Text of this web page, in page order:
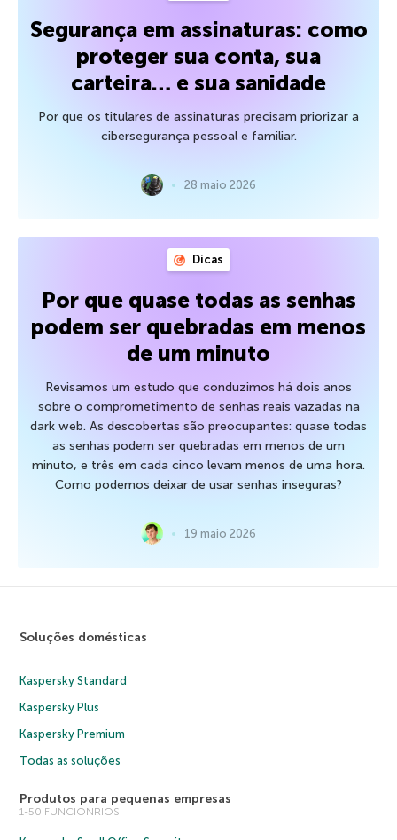
Segurança em assinaturas: como
proteger sua conta, sua
carteira… e sua sanidade
Por que os titulares de assinaturas precisam priorizar a
cibersegurança pessoal e familiar.
28 maio 2026
Dicas
Por que quase todas as senhas
podem ser quebradas em menos
de um minuto
Revisamos um estudo que conduzimos há dois anos
sobre o comprometimento de senhas reais vazadas na
dark web. As descobertas são preocupantes: quase todas
as senhas podem ser quebradas em menos de um
minuto, e três em cada cinco levam menos de uma hora.
Como podemos deixar de usar senhas inseguras?
19 maio 2026
Soluções domésticas
Kaspersky Standard
Kaspersky Plus
Kaspersky Premium
Todas as soluções
Produtos para pequenas empresas
1-50 FUNCIONRIOS